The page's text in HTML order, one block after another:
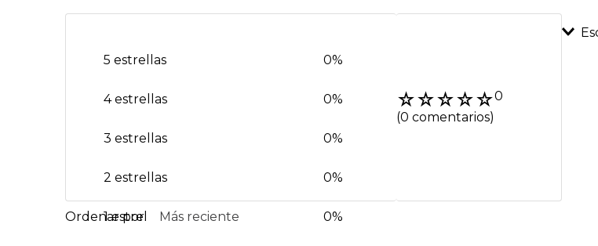
☆☆☆☆☆0
(0 comentarios)
5 estrellas 0%
4 estrellas 0%
3 estrellas 0%
2 estrellas 0%
1 estrella 0%
Más reciente